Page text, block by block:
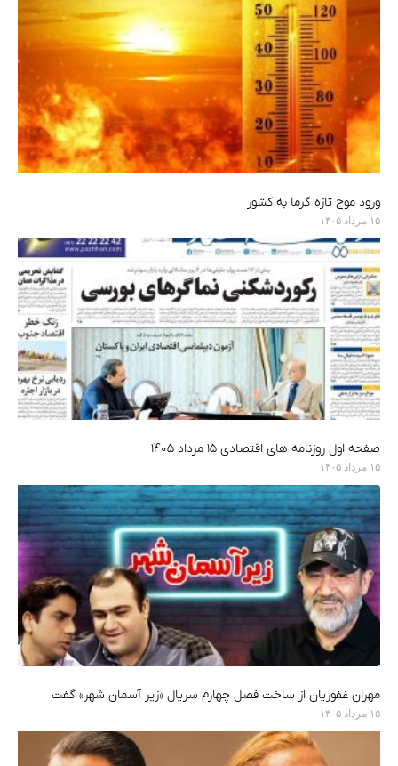
ورود موج تازه گرما به کشور
۱۵ مرداد ۱۴۰۵
صفحه اول روزنامه های اقتصادی ۱۵ مرداد ۱۴۰۵
۱۵ مرداد ۱۴۰۵
مهران غفوریان از ساخت فصل چهارم سریال «زیر آسمان شهر» گفت
۱۵ مرداد ۱۴۰۵